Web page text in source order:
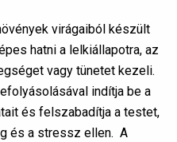
virágaiból készült
hatni a lelkiállapotra, az
vagy tünetet kezeli.
indítja be a
és felszabadítja a testet,
és a stressz ellen. A